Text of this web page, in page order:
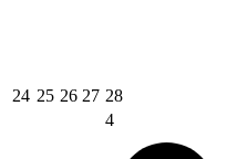
24 25 26 27 28
4